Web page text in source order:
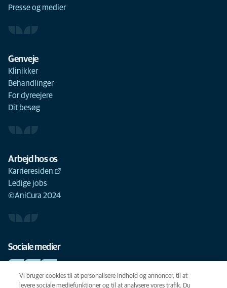
Presse og medier
Genveje
Klinikker
Behandlinger
For dyreejere
Dit besøg
Arbejd hos os
Karrieresiden
Ledige jobs
©AniCura 2024
Sociale medier
Vi bruger cookies til at personalisere indhold og annoncer, til at
levere sociale mediefunktioner og til at analysere vores trafik. Du